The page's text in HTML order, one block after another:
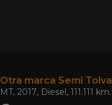
Otra marca Semi Tolva
MT, 2017, Diesel, 111.111 km.